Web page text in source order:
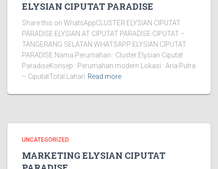
ELYSIAN CIPUTAT PARADISE
Share this on WhatsAppCLUSTER ELYSIAN CIPUTAT
PARADISE ELYSIAN AT CIPUTAT PARADISE CIPUTAT –
TANGERANG SELATAN WHATSAPP ELYSIAN CIPUTAT
PARADISE Nama Perumahan : Cluster Elysian Ciputat
ParadiseKonsep : Perumahan modern Lokasi : Aria Putra
– CiputatTotal Lahan Read more
UNCATEGORIZED
MARKETING ELYSIAN CIPUTAT